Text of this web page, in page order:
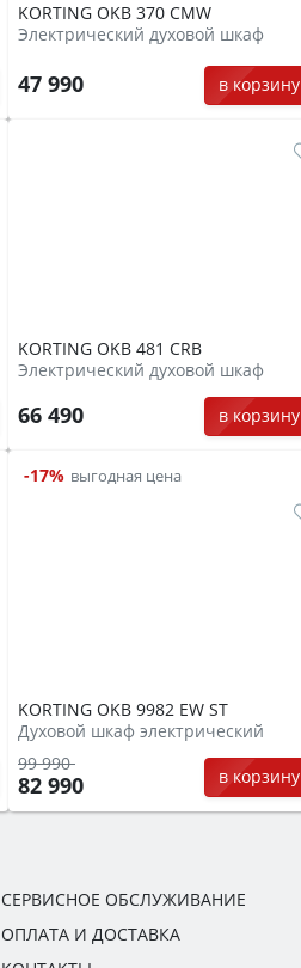
KORTING OKB 370 CMW
Электрический духовой шкаф
47 990 в корзину
KORTING OKB 481 CRB
Электрический духовой шкаф
66 490 в корзину
-17% выгодная цена
KORTING OKB 9982 EW ST
Духовой шкаф электрический
99 990
82 990 в корзину
СЕРВИСНОЕ ОБСЛУЖИВАНИЕ
ОПЛАТА И ДОСТАВКА